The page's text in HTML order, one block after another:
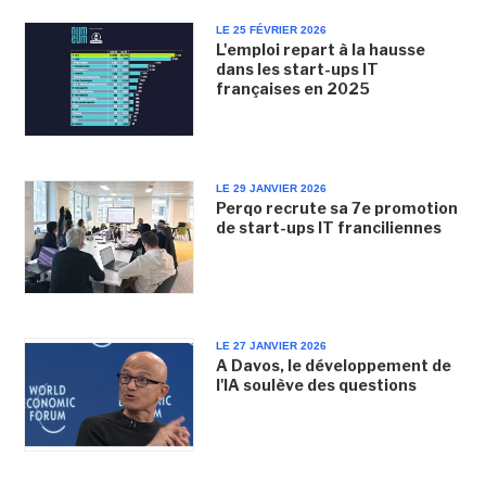
LE 25 FÉVRIER 2026
L'emploi repart à la hausse
dans les start-ups IT
françaises en 2025
LE 29 JANVIER 2026
Perqo recrute sa 7e promotion
de start-ups IT franciliennes
LE 27 JANVIER 2026
A Davos, le développement de
l'IA soulève des questions